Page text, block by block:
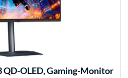
QD-OLED, Gaming-Monitor